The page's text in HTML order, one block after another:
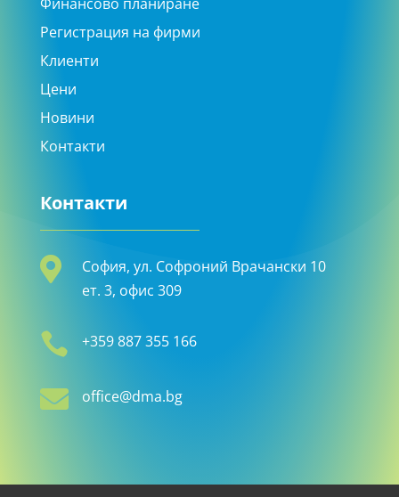
Регистрация на фирми
Клиенти
Цени
Новини
Контакти
Контакти

София, ул. Софроний Врачански 10
ет. 3, офис 309
 +359 887 355 166
 office@dma.bg